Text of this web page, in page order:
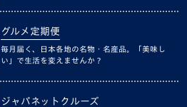
グルメ定期便
毎月届く、日本各地の名物・名産品。「美味し
い」で生活を変えませんか？
ジャパネットクルーズ